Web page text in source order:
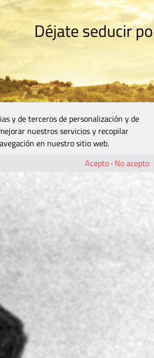
Déjate seducir
y de terceros de personalización y de
nuestros servicios y recopilar
en nuestro sitio web.
Acepto · No acepto